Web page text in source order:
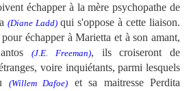
échapper à la mère psychopathe de
(Diane Ladd)qui s'oppose à cette liaison.
échapper à Marietta et à son amant,
(J.E. Freeman), ils croiseront de
voire inquiétants, parmi lesquels
(Willem Dafoe) et sa maitresse Perdita